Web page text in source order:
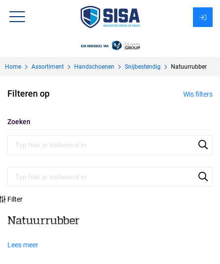
Over Sisa
KMS
Uitzendbureau?
Home Assortiment Handschoenen Snijbestendig Natuurrubber
Filteren op Wis filters
Zoeken
Filter
Natuurrubber
Lees meer